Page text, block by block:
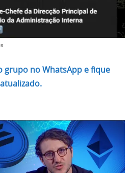
grupo no WhatsApp e fique
atualizado.